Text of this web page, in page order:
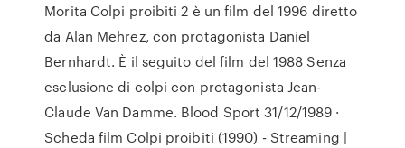
Morita Colpi proibiti 2 è un film del 1996 diretto
da Alan Mehrez, con protagonista Daniel
Bernhardt. È il seguito del film del 1988 Senza
esclusione di colpi con protagonista Jean-
Claude Van Damme. Blood Sport 31/12/1989 ·
Scheda film Colpi proibiti (1990) - Streaming |